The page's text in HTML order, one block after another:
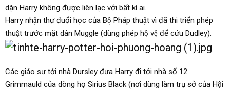
dặn Harry không được liên lạc với bất kì ai.
Harry nhận thư đuổi học của Bộ Pháp thuật vì đã thi triển phép
thuật trước mặt dân Muggle (dùng phép hộ vệ để cứu Dudley).
Các giáo sư tới nhà Dursley đưa Harry đi tới nhà số 12
Grimmauld của dòng họ Sirius Black (nơi dùng làm trụ sở của Hội